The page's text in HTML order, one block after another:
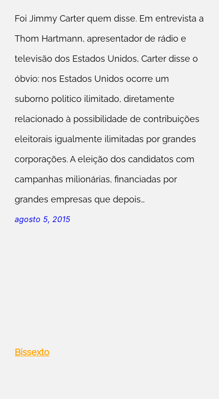
Foi Jimmy Carter quem disse. Em entrevista a
Thom Hartmann, apresentador de rádio e
televisão dos Estados Unidos, Carter disse o
óbvio: nos Estados Unidos ocorre um
suborno politico ilimitado, diretamente
relacionado à possibilidade de contribuições
eleitorais igualmente ilimitadas por grandes
corporações. A eleição dos candidatos com
campanhas milionárias, financiadas por
grandes empresas que depois…
agosto 5, 2015
Bissexto